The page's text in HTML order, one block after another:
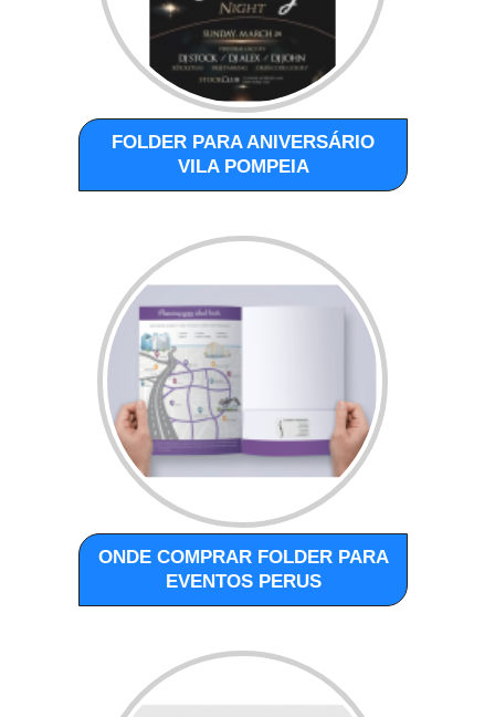
FOLDER PARA ANIVERSÁRIO
VILA POMPEIA
ONDE COMPRAR FOLDER PARA
EVENTOS PERUS